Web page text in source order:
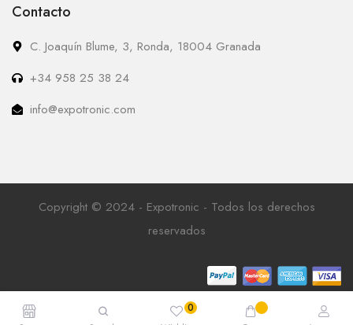
Contacto
C. Joaquín Blume, 3, Ronda, 18004 Granada
+34 958 25 38 24
info@expotronic.com
Copyright © 2024 - Expotronic - Todos los derechos
reservados